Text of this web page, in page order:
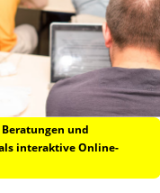
und
interaktive Online-